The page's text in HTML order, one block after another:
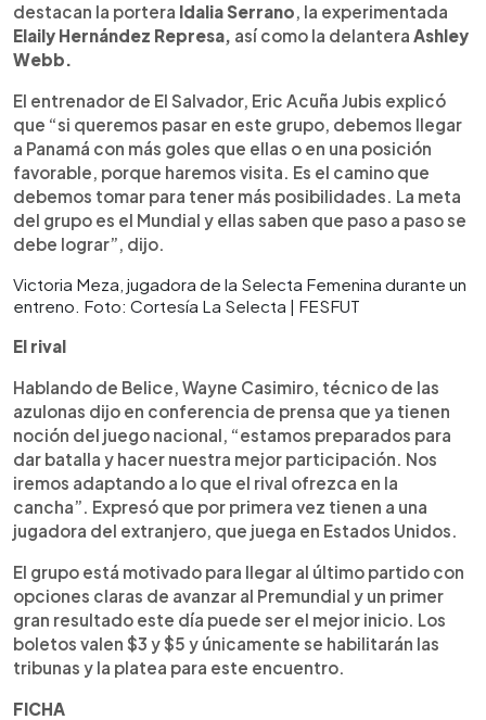
destacan la portera Idalia Serrano, la experimentada
Elaily Hernández Represa, así como la delantera Ashley
Webb.
El entrenador de El Salvador, Eric Acuña Jubis explicó
que “si queremos pasar en este grupo, debemos llegar
a Panamá con más goles que ellas o en una posición
favorable, porque haremos visita. Es el camino que
debemos tomar para tener más posibilidades. La meta
del grupo es el Mundial y ellas saben que paso a paso se
debe lograr”, dijo.
Victoria Meza, jugadora de la Selecta Femenina durante un
entreno. Foto: Cortesía La Selecta | FESFUT
El rival
Hablando de Belice, Wayne Casimiro, técnico de las
azulonas dijo en conferencia de prensa que ya tienen
noción del juego nacional, “estamos preparados para
dar batalla y hacer nuestra mejor participación. Nos
iremos adaptando a lo que el rival ofrezca en la
cancha”. Expresó que por primera vez tienen a una
jugadora del extranjero, que juega en Estados Unidos.
El grupo está motivado para llegar al último partido con
opciones claras de avanzar al Premundial y un primer
gran resultado este día puede ser el mejor inicio. Los
boletos valen $3 y $5 y únicamente se habilitarán las
tribunas y la platea para este encuentro.
FICHA